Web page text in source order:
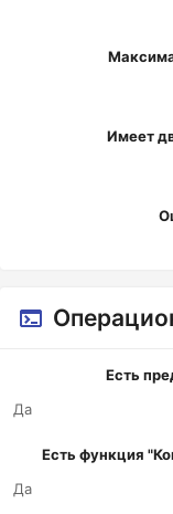
Имеет
Есть
Да
Есть функция
Да